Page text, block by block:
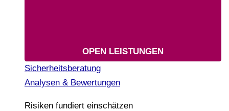
OPEN LEISTUNGEN
Sicherheitsberatung
Analysen & Bewertungen
Risiken fundiert einschätzen